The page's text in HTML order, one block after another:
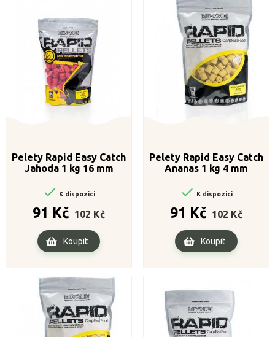
Pelety Rapid Easy Catch
Jahoda 1 kg 16 mm
 K dispozici
91 Kč
cena
102 Kč
Koupit
Pelety Rapid Easy Catch
Ananas 1 kg 4 mm
 K dispozici
91 Kč
cena
102 Kč
Koupit